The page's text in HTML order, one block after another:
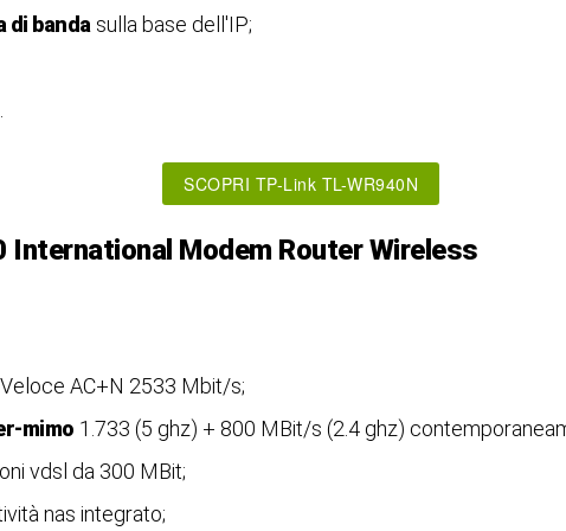
di banda sulla base dell'IP;
SCOPRI TP-Link TL-WR940N
International Modem Router Wireless
Veloce AC+N 2533 Mbit/s;
mimo 1.733 (5 ghz) + 800 MBit/s (2.4 ghz)
vdsl da 300 MBit;
nas integrato;